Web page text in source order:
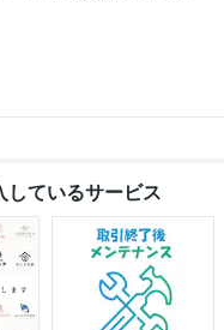
しているサービス